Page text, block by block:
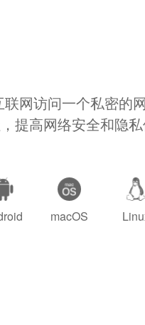
网访问一个私密的
提高网络安全和隐私
macOS